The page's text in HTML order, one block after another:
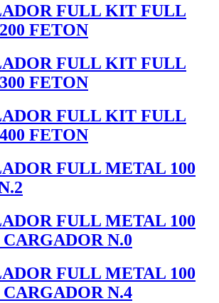
FULL KIT FULL
FETON
FULL KIT FULL
FETON
FULL KIT FULL
FETON
FULL METAL 100
FULL METAL 100
N.0
FULL METAL 100
N.4